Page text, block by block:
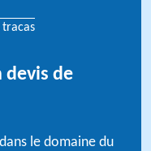
tracas
devis de
le domaine du